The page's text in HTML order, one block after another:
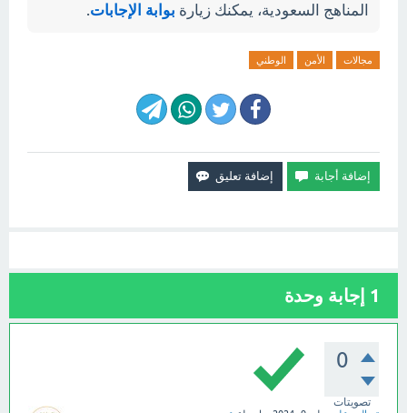
المناهج السعودية، يمكنك زيارة بوابة الإجابات.
مجالات الأمن الوطني
1 إجابة وحدة
0
تصويتات